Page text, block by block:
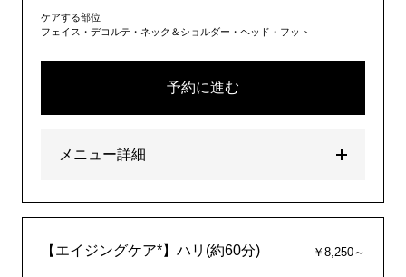
ケアする部位
フェイス・デコルテ・ネック＆ショルダー・ヘッド・フット
予約に進む
メニュー詳細
【エイジングケア*】ハリ(約60分) ￥8,250～